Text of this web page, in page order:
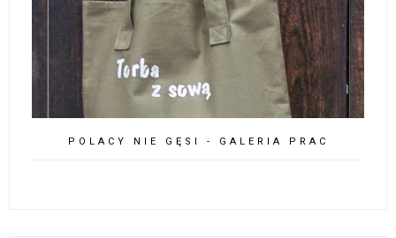
POLACY NIE GĘSI - GALERIA PRAC